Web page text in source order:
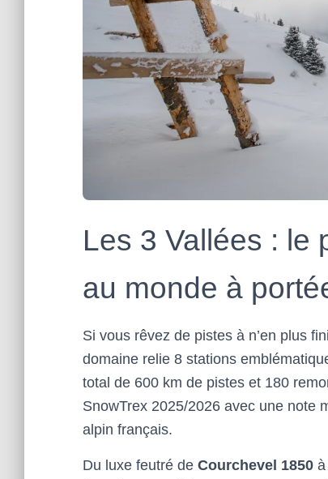
Les 3 Vallées : le
au monde à
Si vous rêvez de pistes à n’en plus
domaine relie 8 stations
total de 600 km de pistes et 180
SnowTrex 2025/2026 avec une note
alpin français.
Du luxe feutré de Courchevel 1850